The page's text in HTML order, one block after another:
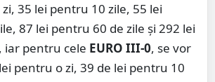
35 lei pentru 10 zile, 55 lei
87 lei pentru 60 de zile şi 292 lei
iar pentru cele EURO III-0, se vor
pentru o zi, 39 de lei pentru 10